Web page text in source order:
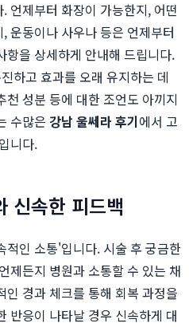
언제부터 화장이 가능한지, 어떤
운동이나 사우나 등은 언제부터
항을 상세하게 안내해 드립니다.
하고 효과를 오래 유지하는 데
성분 등에 대한 조언도 아끼지
수많은 강남 울쎄라 후기에서 고
니다.
신속한 피드백
적인 소통'입니다. 시술 후 궁금한
제든지 병원과 소통할 수 있는 채
경과 체크를 통해 회복 과정을
반응이 나타날 경우 신속하게 대